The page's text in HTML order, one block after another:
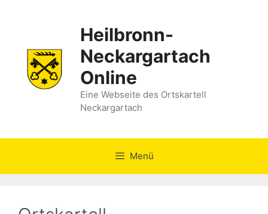
Heilbronn-
Neckargartach
Online
Eine Webseite des Ortskartell
Neckargartach
Menü